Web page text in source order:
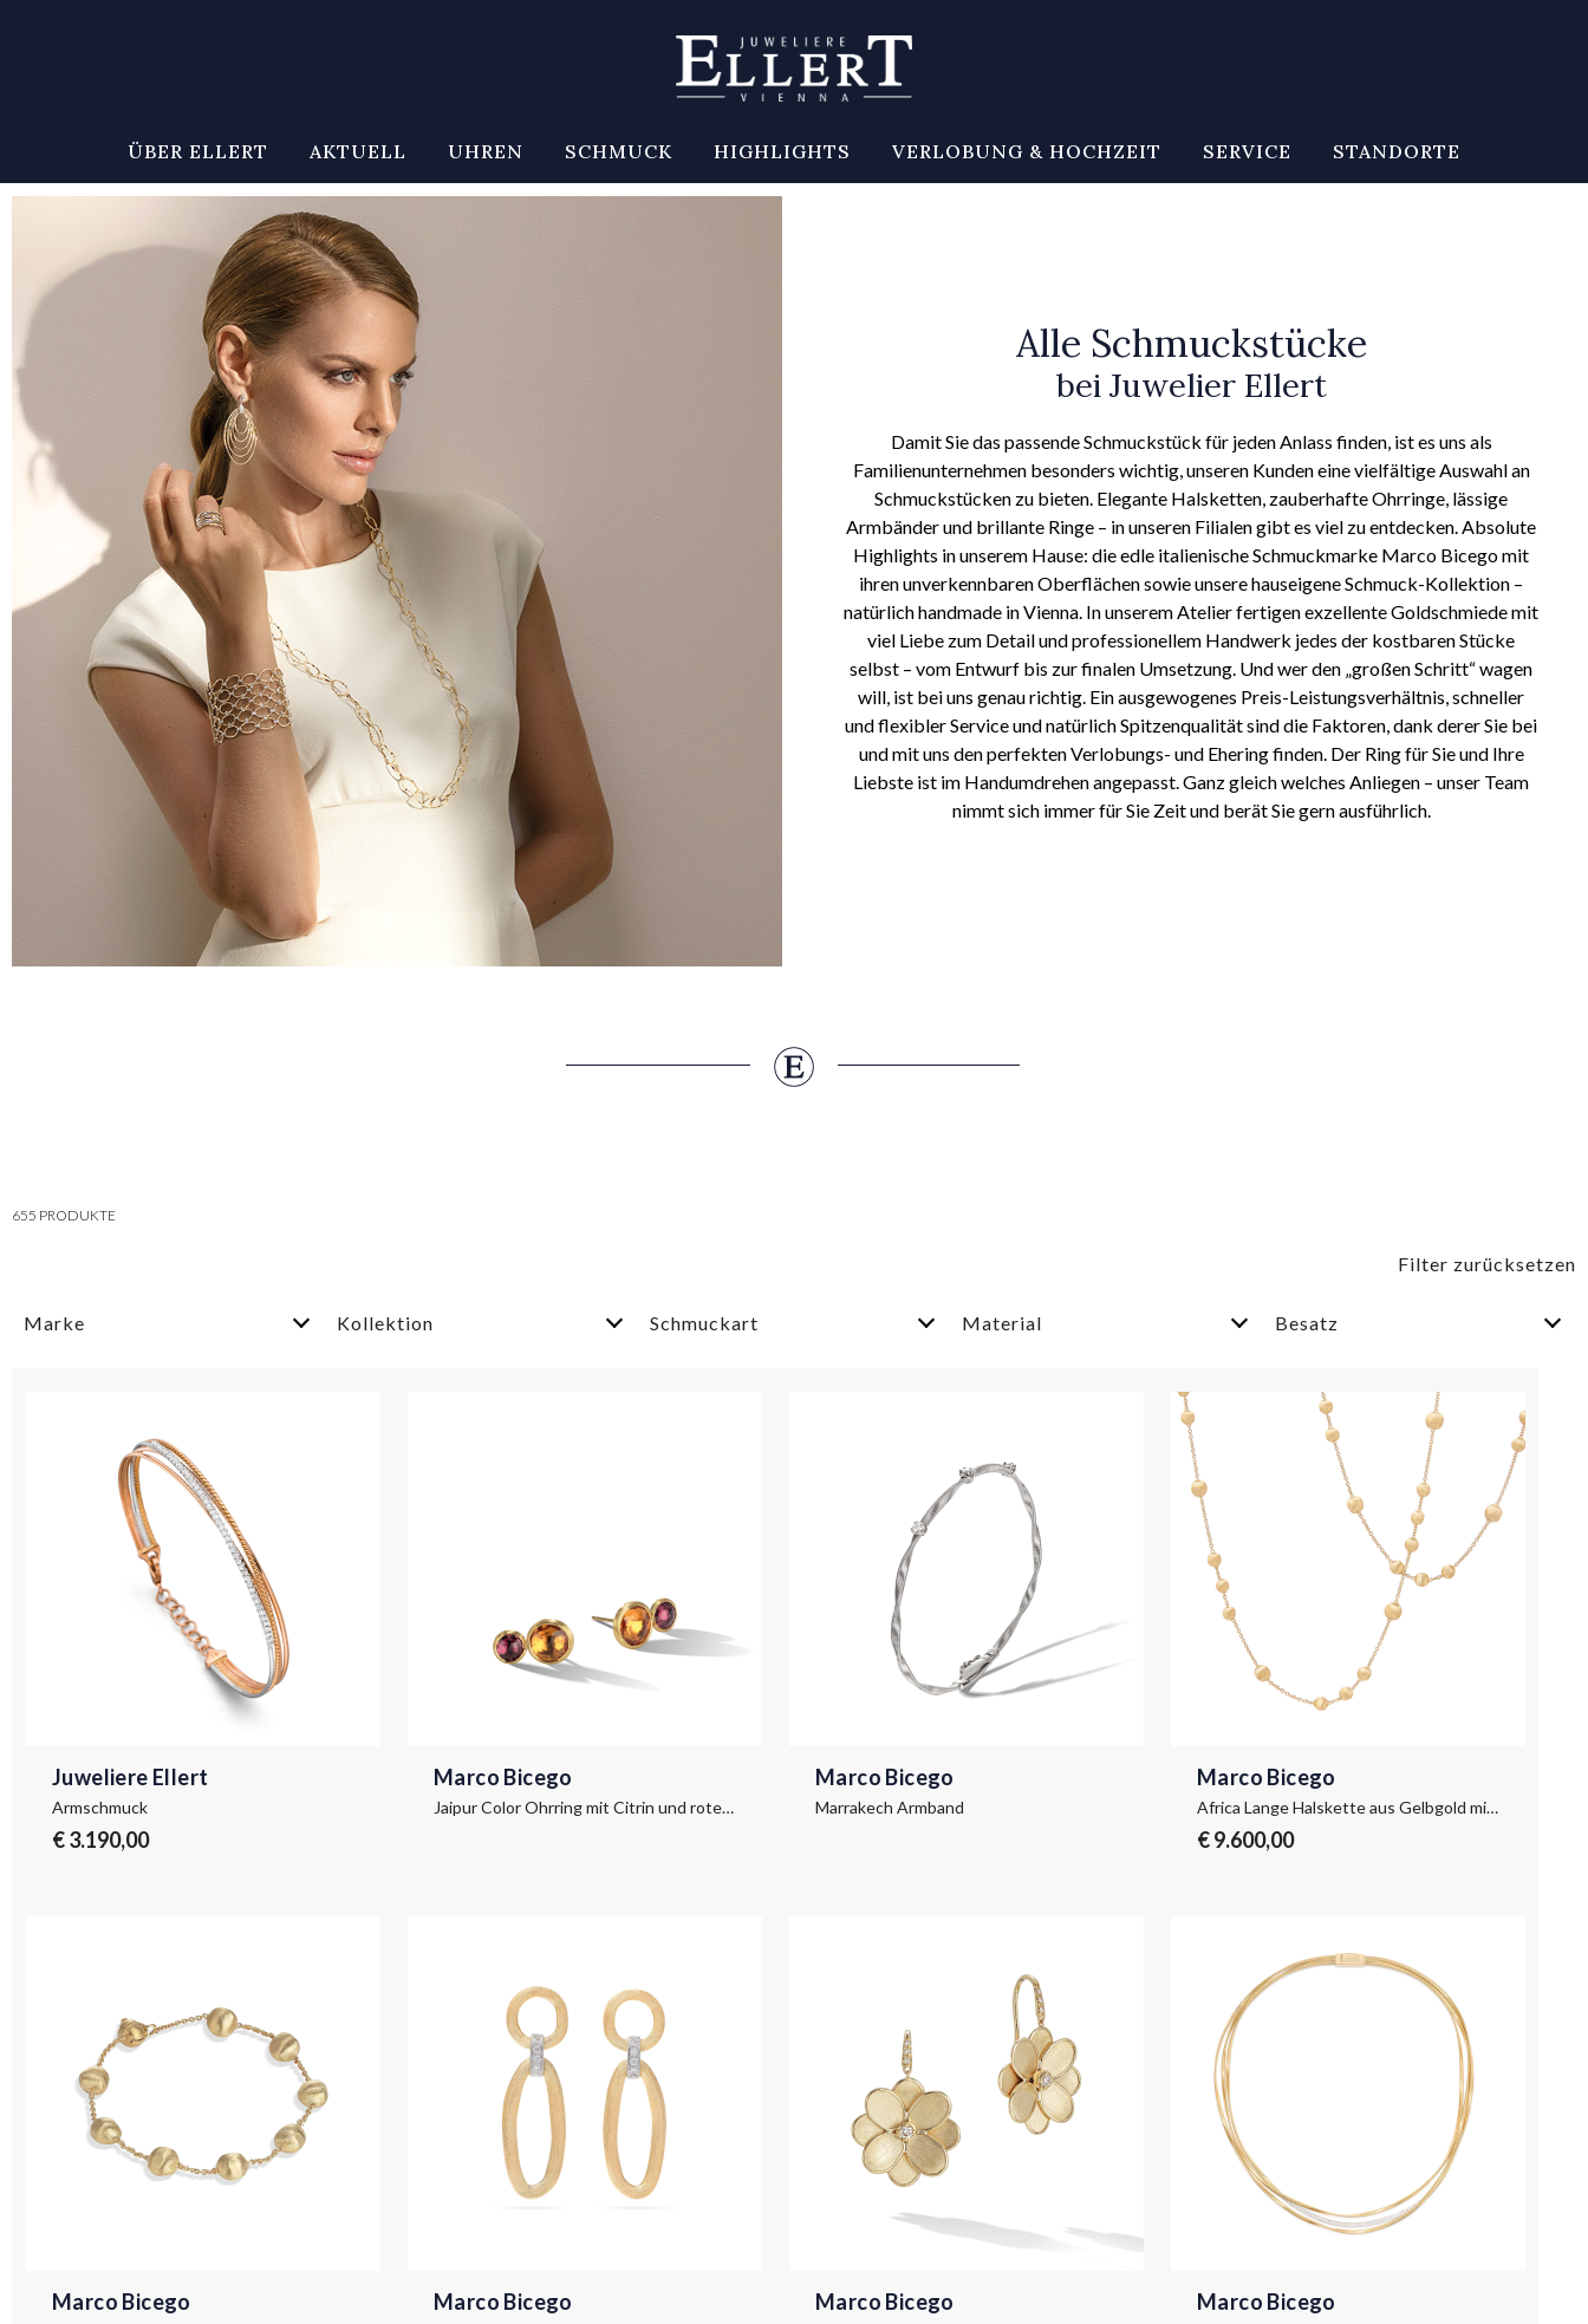
ÜBER ELLERT AKTUELL UHREN SCHMUCK HIGHLIGHTS VERLOBUNG & HOCHZEIT SERVICE STANDORTE
Alle Schmuckstücke
bei Juwelier Ellert
Damit Sie das passende Schmuckstück für jeden Anlass finden, ist es uns als
Familienunternehmen besonders wichtig, unseren Kunden eine vielfältige Auswahl an
Schmuckstücken zu bieten. Elegante Halsketten, zauberhafte Ohrringe, lässige
Armbänder und brillante Ringe – in unseren Filialen gibt es viel zu entdecken. Absolute
Highlights in unserem Hause: die edle italienische Schmuckmarke Marco Bicego mit
ihren unverkennbaren Oberflächen sowie unsere hauseigene Schmuck-Kollektion –
natürlich handmade in Vienna. In unserem Atelier fertigen exzellente Goldschmiede mit
viel Liebe zum Detail und professionellem Handwerk jedes der kostbaren Stücke
selbst – vom Entwurf bis zur finalen Umsetzung. Und wer den „großen Schritt“ wagen
will, ist bei uns genau richtig. Ein ausgewogenes Preis-Leistungsverhältnis, schneller
und flexibler Service und natürlich Spitzenqualität sind die Faktoren, dank derer Sie bei
und mit uns den perfekten Verlobungs- und Ehering finden. Der Ring für Sie und Ihre
Liebste ist im Handumdrehen angepasst. Ganz gleich welches Anliegen – unser Team
nimmt sich immer für Sie Zeit und berät Sie gern ausführlich.
655 PRODUKTE
Marke Kollektion Schmuckart Material Besatz
Juweliere Ellert
Armschmuck
€ 3.190,00
Marco Bicego
Jaipur Color Ohrring mit Citrin und rotem Turmalin
Marco Bicego
Marrakech Armband
Marco Bicego
Africa Lange Halskette aus Gelbgold mit Gliedern und Kugeln
€ 9.600,00
Marco Bicego Marco Bicego Marco Bicego Marco Bicego